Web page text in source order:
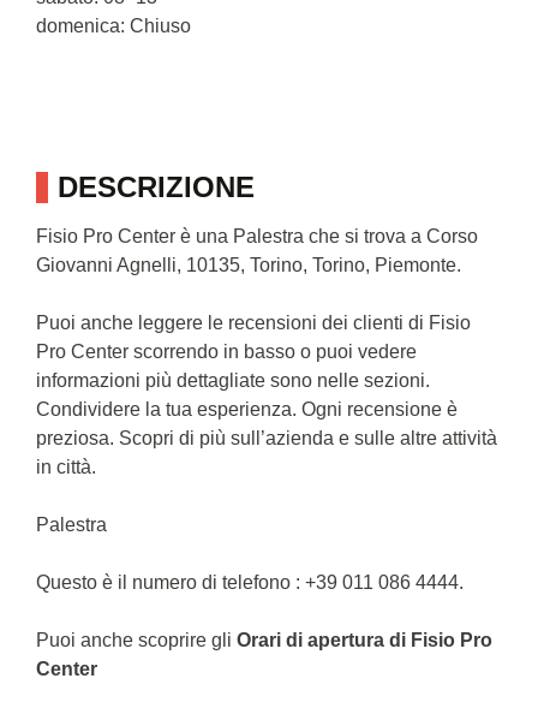
DESCRIZIONE
Fisio Pro Center è una Palestra che si trova a Corso
Giovanni Agnelli, 10135, Torino, Torino, Piemonte.
Puoi anche leggere le recensioni dei clienti di Fisio
Pro Center scorrendo in basso o puoi vedere
informazioni più dettagliate sono nelle sezioni.
Condividere la tua esperienza. Ogni recensione è
preziosa. Scopri di più sull’azienda e sulle altre attività
in città.
Palestra
Questo è il numero di telefono : +39 011 086 4444.
Puoi anche scoprire gli Orari di apertura di Fisio Pro
Center
domenica: Chiuso